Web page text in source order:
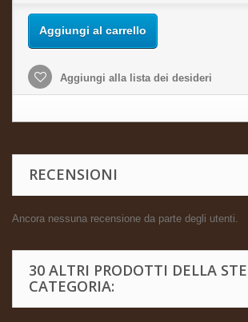
Aggiungi al carrello
Aggiungi alla lista dei desideri
RECENSIONI
Ancora nessuna recensione da parte degli utenti.
30 ALTRI PRODOTTI DELLA
CATEGORIA: